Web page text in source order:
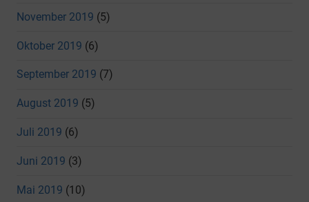
November 2019 (5)
Oktober 2019 (6)
September 2019 (7)
August 2019 (5)
Juli 2019 (6)
Juni 2019 (3)
Mai 2019 (10)